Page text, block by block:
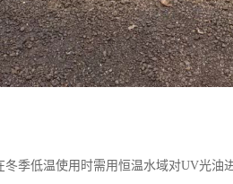
季低温使用时需用恒温水域对UV光油